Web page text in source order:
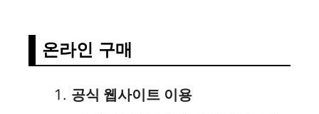
온라인 구매
공식 웹사이트 이용